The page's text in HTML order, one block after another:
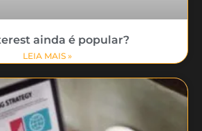
ainda é popular?
LEIA MAIS »